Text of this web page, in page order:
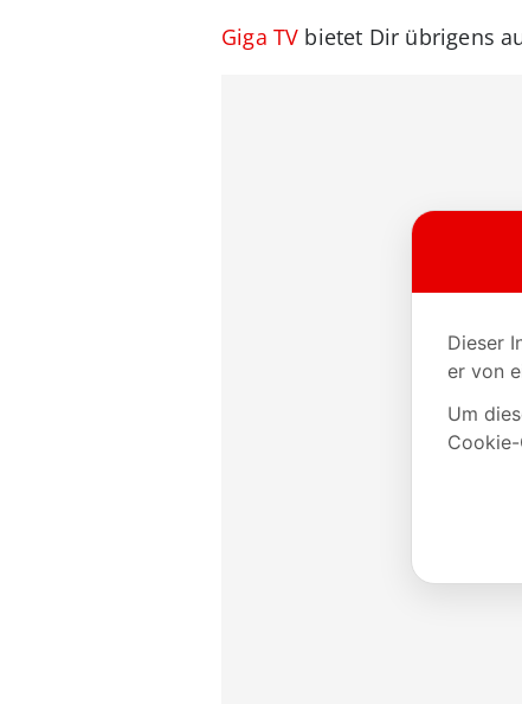
Giga TV bietet Dir übrigens